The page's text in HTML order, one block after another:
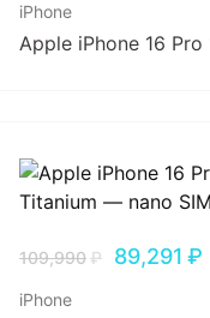
iPhone
Apple iPhone 16
109,990₽ 89,291 ₽
iPhone